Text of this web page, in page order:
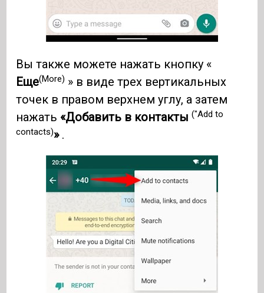
Вы также можете нажать кнопку «
Еще(More) » в виде трех вертикальных
точек в правом верхнем углу, а затем
нажать «Добавить в контакты("Add to
contacts)».